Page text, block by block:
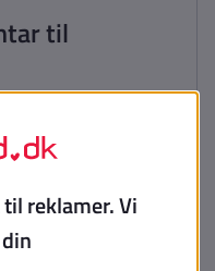
til
omhandler din
sygdom,